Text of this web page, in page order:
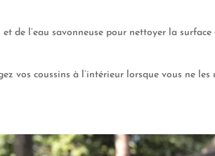
de l’eau savonneuse pour nettoyer la surface
vos coussins à l’intérieur lorsque vous ne les